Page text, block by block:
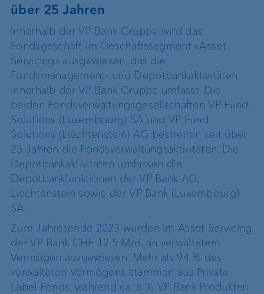
über 25 Jahren
Innerhalb der VP Bank Gruppe wird das
Fondsgeschäft im Geschäftssegment «Asset
Servicing» ausgewiesen, das die
Fondsmanagement- und Depotbankaktivitäten
innerhalb der VP Bank Gruppe umfasst. Die
beiden Fondsverwaltungsgesellschaften VP Fund
Solutions (Luxembourg) SA und VP Fund
Solutions (Liechtenstein) AG bestreiten seit über
25 Jahren die Fondsverwaltungsaktivitäten. Die
Depotbankaktivitäten umfassen die
Depotbankfunktionen der VP Bank AG,
Liechtenstein sowie der VP Bank (Luxembourg)
SA.
Zum Jahresende 2023 wurden im Asset Servicing
der VP Bank CHF 12.5 Mrd. an verwaltetem
Vermögen ausgewiesen. Mehr als 94 % des
verwalteten Vermögens stammen aus Private
Label Fonds, während ca. 6 % VP Bank Produkten